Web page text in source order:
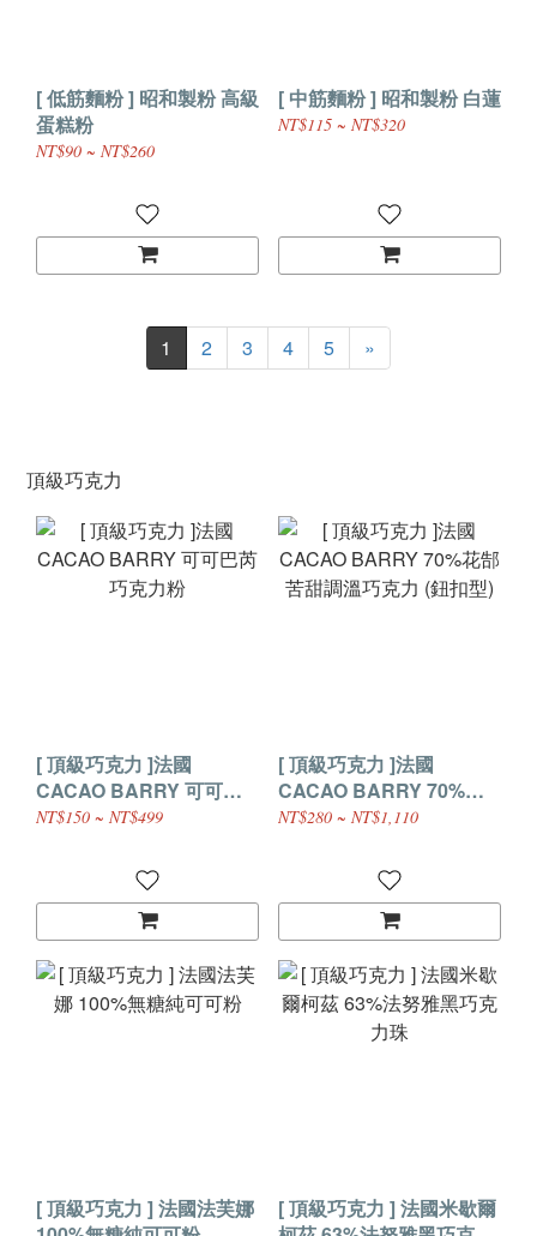
[ 低筋麵粉 ] 昭和製粉 高級
蛋糕粉
NT$90 ~ NT$260
[ 中筋麵粉 ] 昭和製粉 白蓮
NT$115 ~ NT$320
1 2 3 4 5 »
頂級巧克力
[ 頂級巧克力 ]法國
CACAO BARRY 可可巴
芮巧克力粉
NT$150 ~ NT$499
[ 頂級巧克力 ]法國
CACAO BARRY 70%花
郜苦甜調溫巧克力 (鈕扣
NT$280 ~ NT$1,110
[ 頂級巧克力 ] 法國法芙娜
[ 頂級巧克力 ] 法國米歇爾